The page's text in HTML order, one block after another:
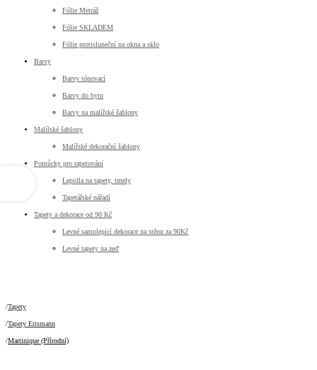
Fólie Metráž
Fólie SKLADEM
Fólie protisluneční na okna a sklo
Barvy
Barvy tónovací
Barvy do bytu
Barvy na malířské šablony
Malířské šablony
Malířské dekorační šablony
Pomůcky pro tapetování
Lepidla na tapety, tmely
Tapetářské nářadí
Tapety a dekorace od 90 Kč
Levné samolepící dekorace na stěnu za 90Kč
Levné tapety na zeď
Tapety
Tapety Erismann
Martinique (přírodní)